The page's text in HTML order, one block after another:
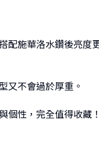
配施華洛水鑽後亮度
又不會過於厚重。
性，完全值得收藏